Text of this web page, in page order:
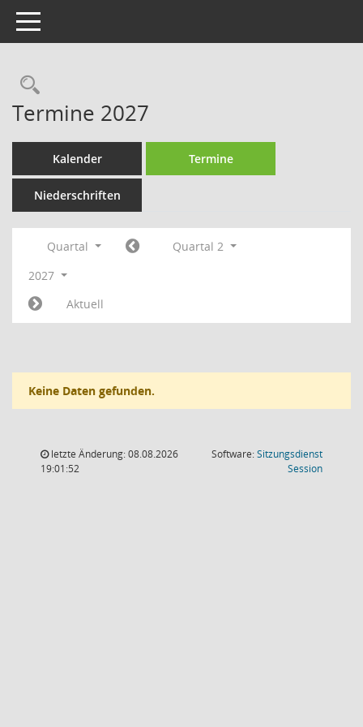
Toggle navigation
Rechercheauswahl
Termine 2027
Kalender Termine
Niederschriften
Quartal
Quartal 2
2027
Aktuell
Keine Daten gefunden.
letzte Änderung: 08.08.2026
19:01:52
Software:Sitzungsdienst
Session(Wird in